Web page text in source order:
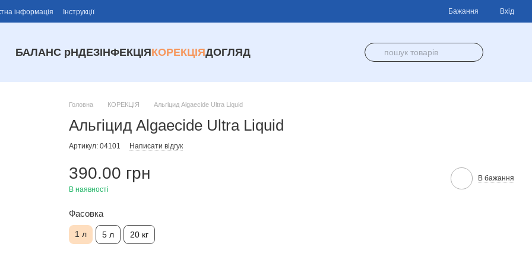
інформація Інструкції Бажання Вхід
БАЛАНС рНДЕЗІНФЕКЦІЯКОРЕКЦІЯДОГЛЯД
Головна КОРЕКЦІЯ Альгіцид Algaecide Ultra Liquid
Альгіцид Algaecide Ultra Liquid
Артикул: 04101 Написати відгук
390.00 грн
В наявності
В бажання
Фасовка
1 л 5 л 20 кг